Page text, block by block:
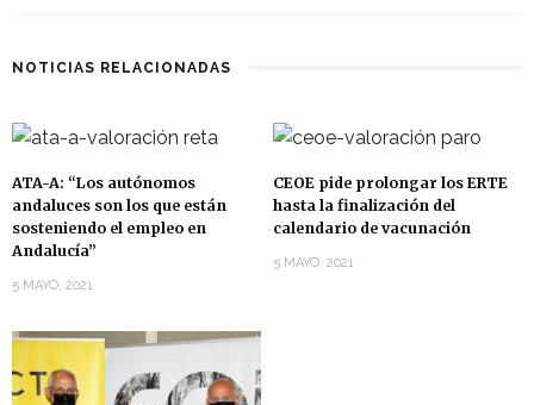
NOTICIAS RELACIONADAS
ATA-A: “Los autónomos
andaluces son los que están
sosteniendo el empleo en
Andalucía”
5 MAYO, 2021
CEOE pide prolongar los ERTE
hasta la finalización del
calendario de vacunación
5 MAYO, 2021